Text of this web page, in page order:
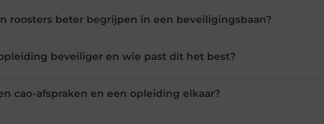
roosters beter begrijpen in een beveiligingsbaan?
beveiliger en wie past dit het best?
cao-afspraken en een opleiding elkaar?